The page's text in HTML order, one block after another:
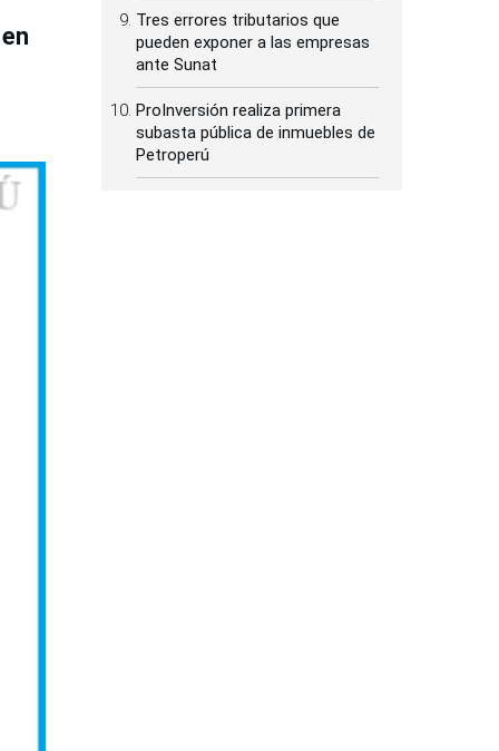
Tres errores tributarios que
pueden exponer a las empresas
ante Sunat
ProInversión realiza primera
subasta pública de inmuebles de
Petroperú